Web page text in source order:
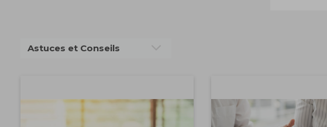
Astuces et Conseils